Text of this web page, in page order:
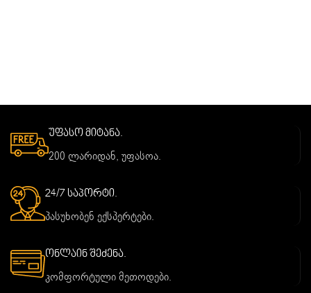
უფასო მიტანა.
200 ლარიდან, უფასოა.
24/7 საპორტი.
პასუხობენ ექსპერტები.
ონლაინ შეძენა.
კომფორტული მეთოდები.